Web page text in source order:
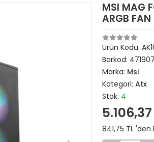
MSI MAG
ARGB
Ürün Kodu:
Barkod:
Marka: Msi
Kategori: Atx
Stok: 4
841,75 TL